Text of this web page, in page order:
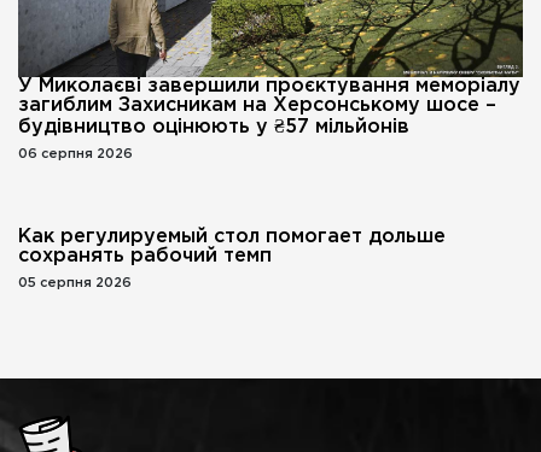
У Миколаєві завершили проєктування меморіалу
загиблим Захисникам на Херсонському шосе –
будівництво оцінюють у ₴57 мільйонів
06 серпня 2026
Как регулируемый стол помогает дольше
сохранять рабочий темп
05 серпня 2026